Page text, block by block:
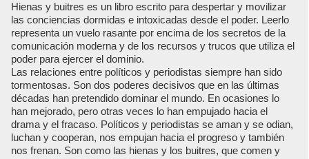
Hienas y buitres es un libro escrito para despertar y movilizar
las conciencias dormidas e intoxicadas desde el poder. Leerlo
representa un vuelo rasante por encima de los secretos de la
comunicación moderna y de los recursos y trucos que utiliza el
poder para ejercer el dominio.
Las relaciones entre políticos y periodistas siempre han sido
tormentosas. Son dos poderes decisivos que en las últimas
décadas han pretendido dominar el mundo. En ocasiones lo
han mejorado, pero otras veces lo han empujado hacia el
drama y el fracaso. Políticos y periodistas se aman y se odian,
luchan y cooperan, nos empujan hacia el progreso y también
nos frenan. Son como las hienas y los buitres, que comen y